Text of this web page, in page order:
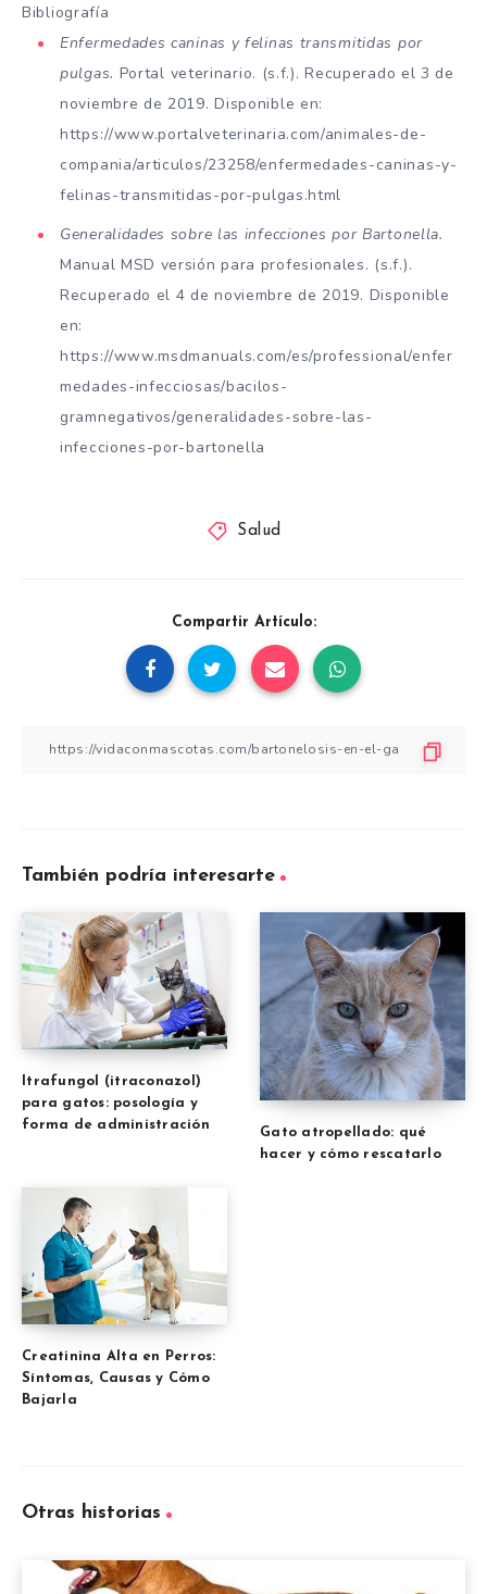
Bibliografía
Enfermedades caninas y felinas transmitidas por
pulgas. Portal veterinario. (s.f.). Recuperado el 3 de
noviembre de 2019. Disponible en:
https://www.portalveterinaria.com/animales-de-
compania/articulos/23258/enfermedades-caninas-y-
felinas-transmitidas-por-pulgas.html
Generalidades sobre las infecciones por Bartonella.
Manual MSD versión para profesionales. (s.f.).
Recuperado el 4 de noviembre de 2019. Disponible
en:
https://www.msdmanuals.com/es/professional/enfer
medades-infecciosas/bacilos-
gramnegativos/generalidades-sobre-las-
infecciones-por-bartonella
Salud
Compartir Artículo:
También podría interesarte
Itrafungol (itraconazol)
para gatos: posología y
forma de administración
Gato atropellado: qué
hacer y cómo rescatarlo
Creatinina Alta en Perros:
Síntomas, Causas y Cómo
Bajarla
Otras historias